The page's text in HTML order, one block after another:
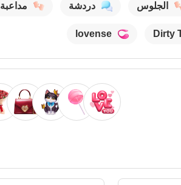
الجلوس دردشة مداعبة
Dirty
lovense